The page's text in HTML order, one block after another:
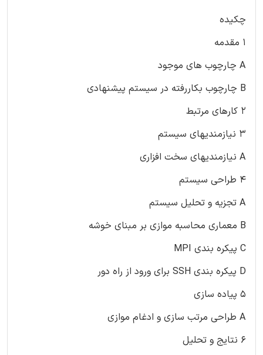
چکیده
۱ مقدمه
A چارچوب های موجود
B چارچوب بکاررفته در سیستم پیشنهادی
۲ کارهای مرتبط
۳ نیازمندیهای سیستم
A نیازمندیهای سخت افزاری
۴ طراحی سیستم
A تجزیه و تحلیل سیستم
B معماری محاسبه موازی بر مبنای خوشه
C پیکره بندی MPI
D پیکره بندی SSH برای ورود از راه دور
۵ پیاده سازی
A طراحی مرتب سازی و ادغام موازی
۶ نتایج و تحلیل